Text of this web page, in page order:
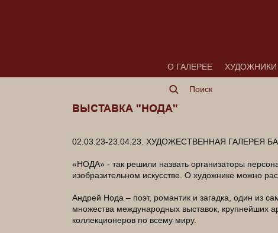
О ГАЛЕРЕЕ ХУДОЖНИКИ
ВЫСТАВКА "НОДА"
02.03.23-23.04.23. ХУДОЖЕСТВЕННАЯ ГАЛЕРЕЯ
«НОДА» - так решили назвать организаторы
изобразительном искусстве. О художнике можно
Андрей Нода – поэт, романтик и загадка, один из
множества международных выставок, крупнейших
коллекционеров по всему миру.